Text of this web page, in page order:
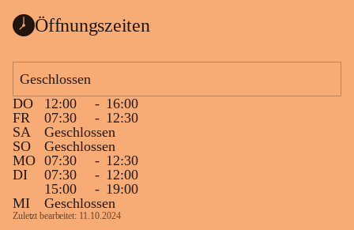
Öffnungszeiten
Geschlossen
DO
12:00 - 16:00
FR
07:30 - 12:30
SA
Geschlossen
SO
Geschlossen
MO 07:30 - 12:30
DI
07:30 - 12:00
15:00
- 19:00
MI
Geschlossen
Zuletzt bearbeitet: 11.10.2024